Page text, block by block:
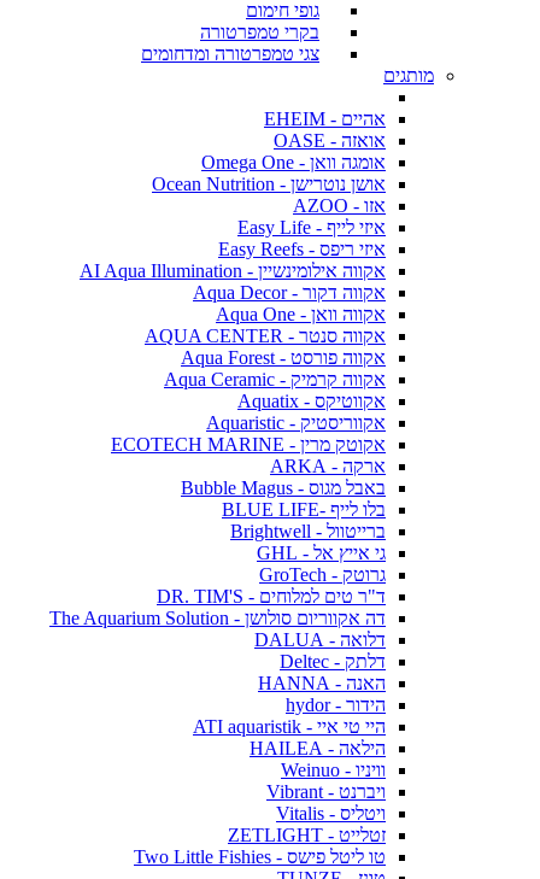
גופי חימום
בקרי טמפרטורה
צגי טמפרטורה ומדחומים
מותגים
אהיים - EHEIM
אואזה - OASE
אומגה וואן - Omega One
אושן נוטרישן - Ocean Nutrition
אזו - AZOO
איזי לייף - Easy Life
איזי ריפס - Easy Reefs
אקווה אילומינשיין - AI Aqua Illumination
אקווה דקור - Aqua Decor
אקווה וואן - Aqua One
אקווה סנטר - AQUA CENTER
אקווה פורסט - Aqua Forest
אקווה קרמיק - Aqua Ceramic
אקווטיקס - Aquatix
אקווריסטיק - Aquaristic
אקוטק מרין - ECOTECH MARINE
ארקה - ARKA
באבל מגוס - Bubble Magus
בלו לייף -BLUE LIFE
ברייטוול - Brightwell
גי אייץ אל - GHL
גרוטק - GroTech
ד"ר טים למלוחים - DR. TIM'S
דה אקווריום סולושן - The Aquarium Solution
דלואה - DALUA
דלתק - Deltec
האנה - HANNA
הידור - hydor
היי טי איי - ATI aquaristik
הילאה - HAILEA
וויניו - Weinuo
ויברנט - Vibrant
ויטליס - Vitalis
זטלייט - ZETLIGHT
טו ליטל פישס - Two Little Fishies